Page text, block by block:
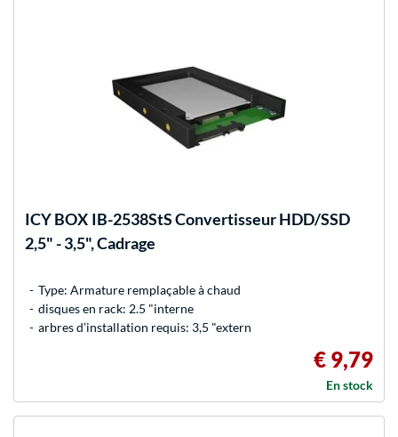
ICY BOX IB-2538StS Convertisseur HDD/SSD
2,5" - 3,5", Cadrage
Type: Armature remplaçable à chaud
disques en rack: 2.5 "interne
arbres d’installation requis: 3,5 "extern
€ 9,79
En stock